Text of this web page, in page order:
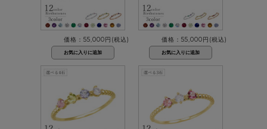
価格：55,000円(税込) 価格：55,000円(税込)